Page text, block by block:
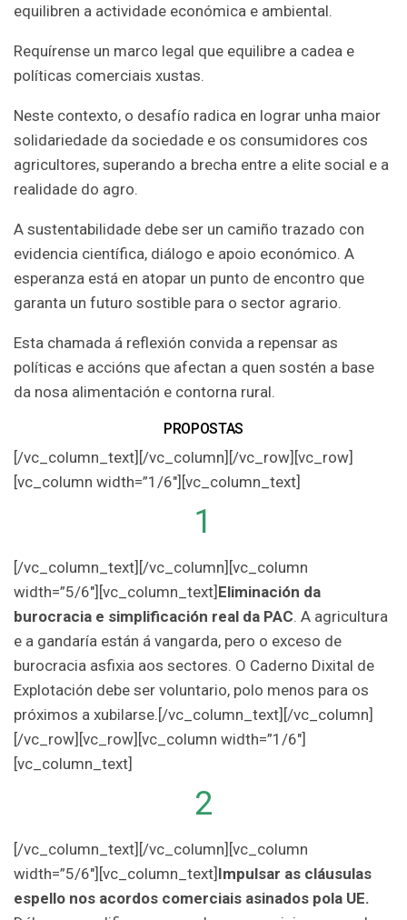
equilibren a actividade económica e ambiental.
Requírense un marco legal que equilibre a cadea e
políticas comerciais xustas.
Neste contexto, o desafío radica en lograr unha maior
solidariedade da sociedade e os consumidores cos
agricultores, superando a brecha entre a elite social e a
realidade do agro.
A sustentabilidade debe ser un camiño trazado con
evidencia científica, diálogo e apoio económico. A
esperanza está en atopar un punto de encontro que
garanta un futuro sostible para o sector agrario.
Esta chamada á reflexión convida a repensar as
políticas e accións que afectan a quen sostén a base
da nosa alimentación e contorna rural.
PROPOSTAS
[/vc_column_text][/vc_column][/vc_row][vc_row]
[vc_column width=”1/6″][vc_column_text]
1
[/vc_column_text][/vc_column][vc_column
width=”5/6″][vc_column_text] Eliminación da
burocracia e simplificación real da PAC. A agricultura
e a gandaría están á vangarda, pero o exceso de
burocracia asfixia aos sectores. O Caderno Dixital de
Explotación debe ser voluntario, polo menos para os
próximos a xubilarse.[/vc_column_text][/vc_column]
[/vc_row][vc_row][vc_column width=”1/6″]
[vc_column_text]
2
[/vc_column_text][/vc_column][vc_column
width=”5/6″][vc_column_text] Impulsar as cláusulas
espello nos acordos comerciais asinados pola UE.